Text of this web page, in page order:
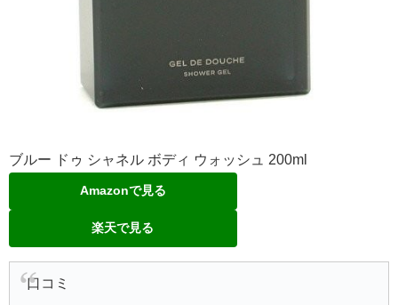
ブルー ドゥ シャネル ボディ ウォッシュ 200ml
Amazonで見る
楽天で見る
口コミ